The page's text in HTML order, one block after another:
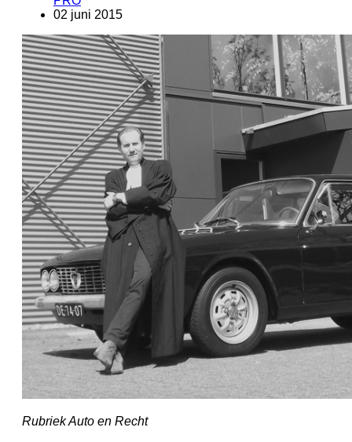
02 juni 2015
Rubriek Auto en Recht